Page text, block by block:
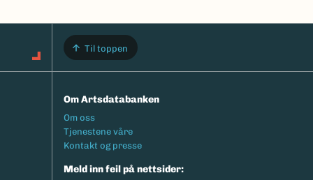
Til toppen
Om Artsdatabanken
Footermeny
Om oss
Tjenestene våre
Kontakt og presse
Meld inn feil på nettsider: